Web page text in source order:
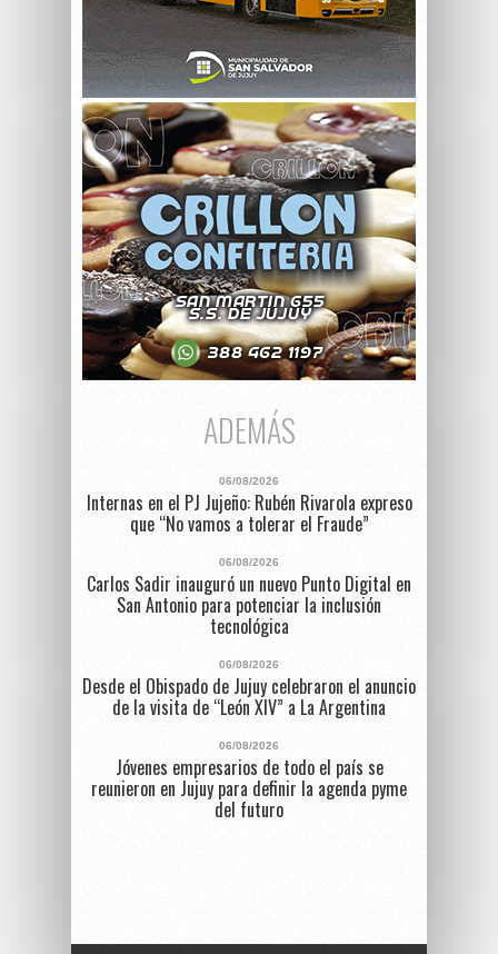
ADEMÁS
06/08/2026
Internas en el PJ Jujeño: Rubén Rivarola expreso
que “No vamos a tolerar el Fraude”
06/08/2026
Carlos Sadir inauguró un nuevo Punto Digital en
San Antonio para potenciar la inclusión
tecnológica
06/08/2026
Desde el Obispado de Jujuy celebraron el anuncio
de la visita de “León XIV” a La Argentina
06/08/2026
Jóvenes empresarios de todo el país se
reunieron en Jujuy para definir la agenda pyme
del futuro